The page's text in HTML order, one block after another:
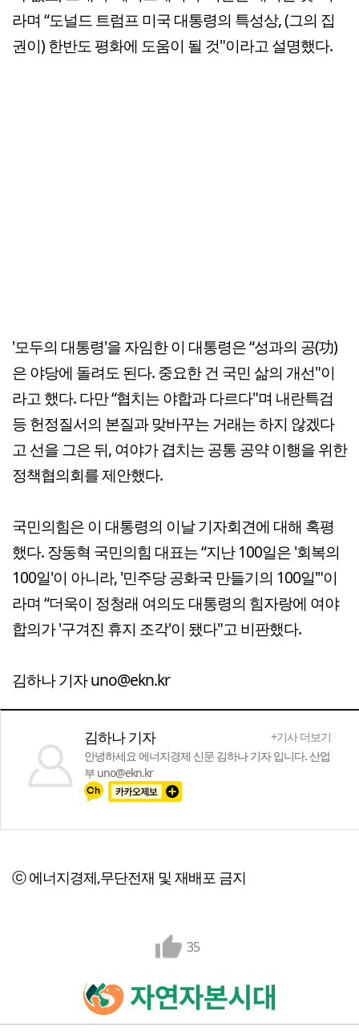
라며 “도널드 트럼프 미국 대통령의 특성상, (그의 집
권이) 한반도 평화에 도움이 될 것"이라고 설명했다.
'모두의 대통령'을 자임한 이 대통령은 “성과의 공(功)
은 야당에 돌려도 된다. 중요한 건 국민 삶의 개선"이
라고 했다. 다만 “협치는 야합과 다르다"며 내란특검
등 헌정질서의 본질과 맞바꾸는 거래는 하지 않겠다
고 선을 그은 뒤, 여야가 겹치는 공통 공약 이행을 위한
정책협의회를 제안했다.
국민의힘은 이 대통령의 이날 기자회견에 대해 혹평
했다. 장동혁 국민의힘 대표는 “지난 100일은 '회복의
100일'이 아니라, '민주당 공화국 만들기의 100일'"이
라며 “더욱이 정청래 여의도 대통령의 힘자랑에 여야
합의가 '구겨진 휴지 조각'이 됐다"고 비판했다.
김하나 기자 uno@ekn.kr
김하나 기자
+기사 더보기
안녕하세요 에너지경제 신문 김하나 기자 입니다. 산업
부 uno@ekn.kr
ⓒ 에너지경제,무단전재 및 재배포 금지
35